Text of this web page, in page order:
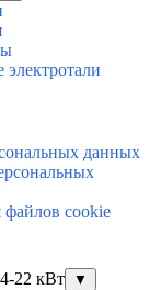
данных
файлов cookie
22 кВт ▼